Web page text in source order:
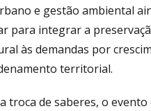
e gestão ambiental
para integrar a
às demandas por
territorial.
troca de saberes, o evento